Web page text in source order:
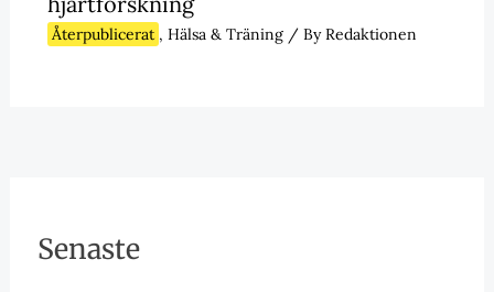
Återpublicerat , Hälsa & Träning/ ByRedaktionen
Senaste